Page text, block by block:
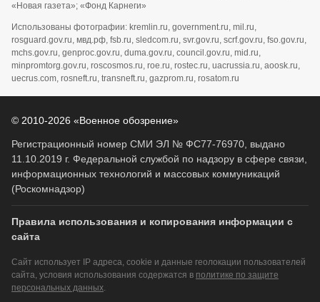
«Новая газета»; «Фонд Карнеги»
Использованы фотографии: kremlin.ru, government.ru, mil.ru,
rosguard.gov.ru, мвд.рф, fsb.ru, sledcom.ru, svr.gov.ru, scrf.gov.ru, fso.gov.ru,
mchs.gov.ru, genproc.gov.ru, duma.gov.ru, council.gov.ru, mid.ru,
minpromtorg.gov.ru, roscosmos.ru, roe.ru, rostec.ru, uacrussia.ru, aoosk.ru,
uecrus.com, rosneft.ru, transneft.ru, gazprom.ru, rosatom.ru
© 2010-2026 «Военное обозрение»
Регистрационный номер СМИ ЭЛ № ФС77-76970, выдано
11.10.2019 г. Федеральной службой по надзору в сфере связи,
информационных технологий и массовых коммуникаций
(Роскомнадзор)
Правила использования и копирования информации с
сайта
Сайт использует IP адреса, cookie и данные геолокации пользователей
сайта, условия использования содержатся в политике по защите
персональных данных.